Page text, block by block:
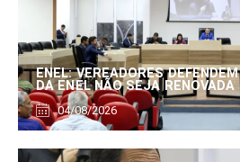
ENEL: VEREADORES
DA ENEL NÃO SEJA RENOVADA
04/08/2026